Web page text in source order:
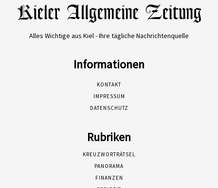
Alles Wichtige aus Kiel - Ihre tägliche Nachrichtenquelle
Informationen
KONTAKT
IMPRESSUM
DATENSCHUTZ
Rubriken
KREUZWORTRÄTSEL
PANORAMA
FINANZEN